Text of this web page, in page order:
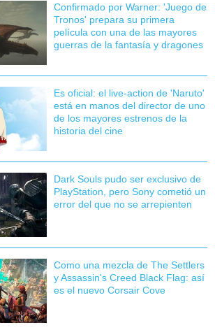
Confirmado por Warner: 'Juego de
Tronos' prepara su primera
película con una de las mayores
guerras de la fantasía y dragones
Es oficial: el live-action de 'Naruto'
está en manos del director de uno
de los mayores estrenos de la
historia del cine
Dark Souls pudo ser exclusivo de
PlayStation, pero Sony cometió un
error del que no se arrepienten
Como una mezcla de The Settlers
y Assassin's Creed Black Flag: así
es el nuevo Corsair Cove